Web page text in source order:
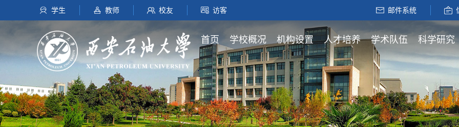
学生 教师 校友 访客 邮件系统
首页 学校概况 机构设置 人才培养 学术队伍 科学研究